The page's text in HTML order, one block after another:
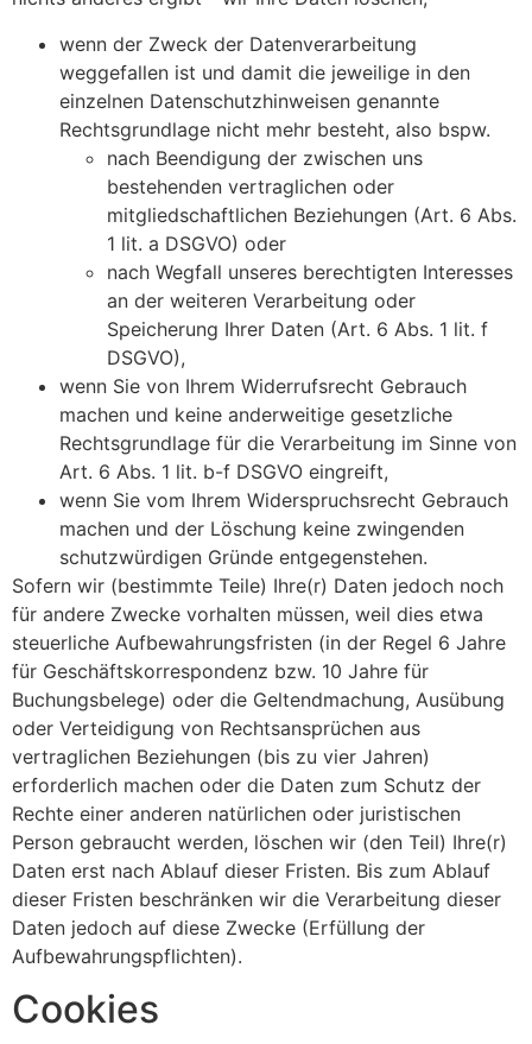
wenn der Zweck der Datenverarbeitung
weggefallen ist und damit die jeweilige in den
einzelnen Datenschutzhinweisen genannte
Rechtsgrundlage nicht mehr besteht, also bspw.
nach Beendigung der zwischen uns
bestehenden vertraglichen oder
mitgliedschaftlichen Beziehungen (Art. 6 Abs.
1 lit. a DSGVO) oder
nach Wegfall unseres berechtigten Interesses
an der weiteren Verarbeitung oder
Speicherung Ihrer Daten (Art. 6 Abs. 1 lit. f
DSGVO),
wenn Sie von Ihrem Widerrufsrecht Gebrauch
machen und keine anderweitige gesetzliche
Rechtsgrundlage für die Verarbeitung im Sinne von
Art. 6 Abs. 1 lit. b-f DSGVO eingreift,
wenn Sie vom Ihrem Widerspruchsrecht Gebrauch
machen und der Löschung keine zwingenden
schutzwürdigen Gründe entgegenstehen.
Sofern wir (bestimmte Teile) Ihre(r) Daten jedoch noch
für andere Zwecke vorhalten müssen, weil dies etwa
steuerliche Aufbewahrungsfristen (in der Regel 6 Jahre
für Geschäftskorrespondenz bzw. 10 Jahre für
Buchungsbelege) oder die Geltendmachung, Ausübung
oder Verteidigung von Rechtsansprüchen aus
vertraglichen Beziehungen (bis zu vier Jahren)
erforderlich machen oder die Daten zum Schutz der
Rechte einer anderen natürlichen oder juristischen
Person gebraucht werden, löschen wir (den Teil) Ihre(r)
Daten erst nach Ablauf dieser Fristen. Bis zum Ablauf
dieser Fristen beschränken wir die Verarbeitung dieser
Daten jedoch auf diese Zwecke (Erfüllung der
Aufbewahrungspflichten).
Cookies